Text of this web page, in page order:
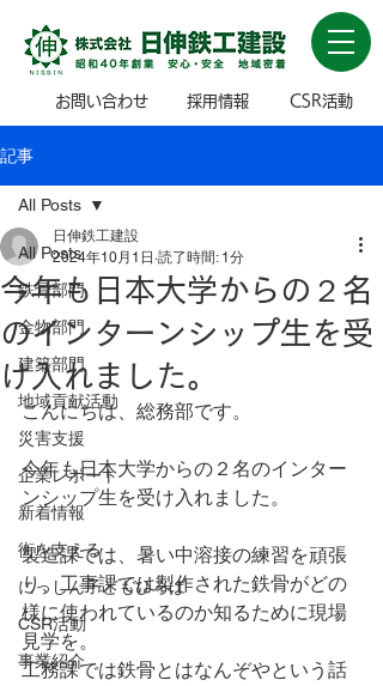
お問い合わせ 採用情報 CSR活動
記事
All Posts
鉄骨部門
金物部門
建築部門
地域貢献活動
災害支援
企業レポート
新着情報
街を支える
にっしん子どもひろば
CSR活動
事業紹介
All Posts
今年も日本大学からの２名
のインターンシップ生を受
け入れました。
日伸鉄工建設
2024年10月1日 読了時間: 1分
こんにちは、総務部です。
今年も日本大学からの２名のインター
ンシップ生を受け入れました。
製造課では、暑い中溶接の練習を頑張
り、工事課では製作された鉄骨がどの
様に使われているのか知るために現場
見学を。
工務課では鉄骨とはなんぞやという話